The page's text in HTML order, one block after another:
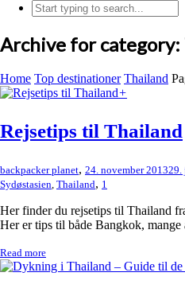
Archive for category:
Home Top destinationer Thailand
+
Rejsetips til Thailand
backpacker planet, 24. november 201329.
Sydøstasien Thailand, 1
Her finder du rejsetips til Thailand
Her er tips til både Bangkok, mange
Read more